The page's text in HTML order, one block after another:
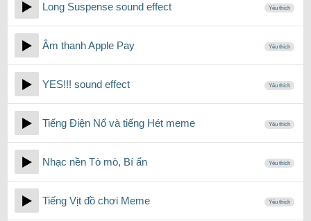
Long Suspense sound effect Yêu thích
Âm thanh Apple Pay Yêu thích
YES!!! sound effect Yêu thích
Tiếng Điện Nổ và tiếng Hét meme Yêu thích
Nhạc nền Tò mò, Bí ẩn Yêu thích
Tiếng Vịt đồ chơi Meme Yêu thích